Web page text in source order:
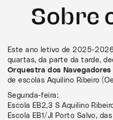
Sobre
Este ano letivo de 2025-
quartas, da parte da tarde,
Orquestra dos Navegadores
de escolas Aquilino Ribeiro
Segunda-feira:
Escola EB2,3 S Aquilino
Escola EB1/JI Porto Salvo,